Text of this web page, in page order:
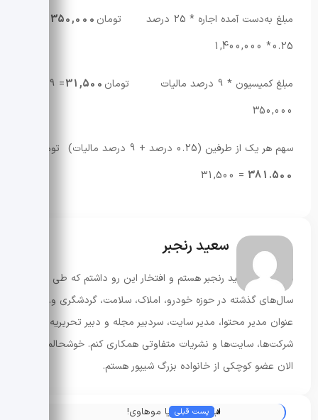
مبلغ به‌دست آمده اجاره * 25 درصد تومان 350,000
0.25 * 1,400,000
مبلغ کمیسیون * 9 درصد مالیات تومان 31,500
350,000
سهم هر یک از طرفین (0.25 درصد + 9 درصد مالیات) تومان
381.500
= 31,500
سعید رنجبر
سلام، من سعید رنجبر هستم و افتخار این رو داشتم که طی
سال‌های گذشته در حوزه‌ خودرو، املاک، سلامت، گردشگری و... به
عنوان مدیر محتوا، مدیر سایت، سردبیر مجله و دبیر تحریریه با
شرکت‌ها، سایت‌ها و نشریات متفاوتی همکاری کنم. خوشحالم که
الان عضو کوچکی از خانواده بزرگ شیپور هستم.
« پست قبلی
لباس جدید کیا موهاوی!